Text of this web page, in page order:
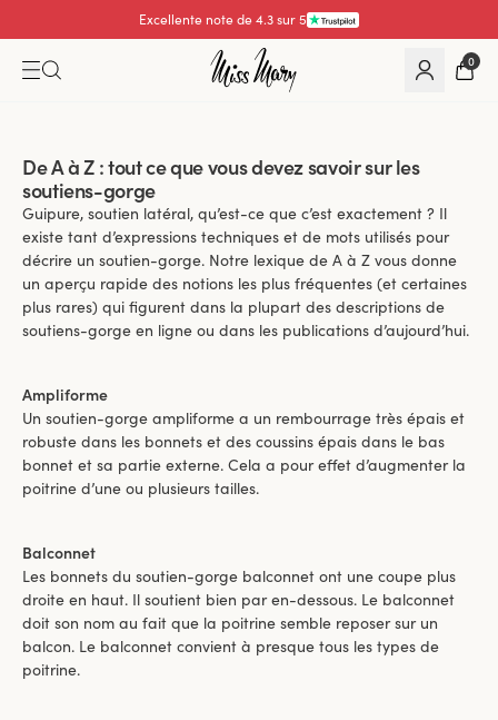
Excellente note de 4.3 sur 5
0
De A à Z : tout ce que vous devez savoir sur les
soutiens-gorge
Guipure, soutien latéral, qu’est-ce que c’est exactement ? Il
existe tant d’expressions techniques et de mots utilisés pour
décrire un soutien-gorge. Notre lexique de A à Z vous donne
un aperçu rapide des notions les plus fréquentes (et certaines
plus rares) qui figurent dans la plupart des descriptions de
soutiens-gorge en ligne ou dans les publications d’aujourd’hui.
Ampliforme
Un soutien-gorge ampliforme a un rembourrage très épais et
robuste dans les bonnets et des coussins épais dans le bas
bonnet et sa partie externe. Cela a pour effet d’augmenter la
poitrine d’une ou plusieurs tailles.
Balconnet
Les bonnets du soutien-gorge balconnet ont une coupe plus
droite en haut. Il soutient bien par en-dessous. Le balconnet
doit son nom au fait que la poitrine semble reposer sur un
balcon. Le balconnet convient à presque tous les types de
poitrine.